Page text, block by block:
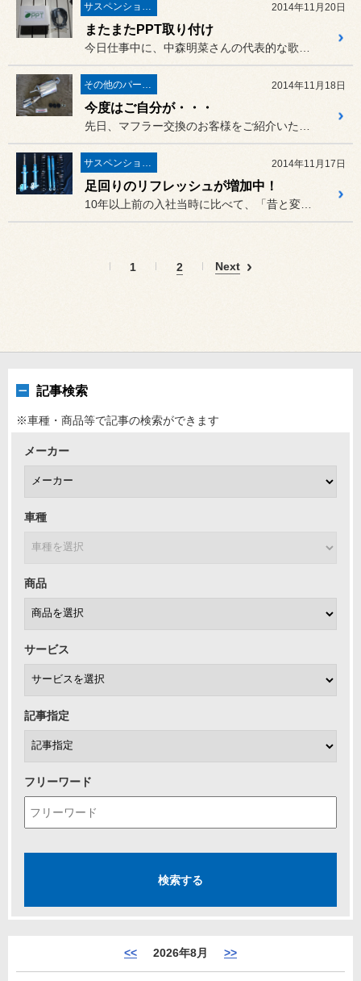
2014年11月20日
またまたPPT取り付け
2014年11月18日
今度はご自分が・・・
2014年11月17日
足回りのリフレッシュが増加中！
1 2 Next
記事検索
※車種・商品等で記事の検索ができます
メーカー
車種
商品
サービス
記事指定
フリーワード
<< 2026年8月 >>